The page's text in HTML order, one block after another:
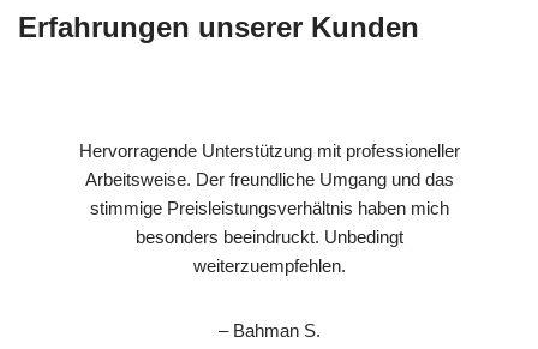
Erfahrungen unserer Kunden
Hervorragende Unterstützung mit professioneller
Arbeitsweise. Der freundliche Umgang und das
stimmige Preisleistungsverhältnis haben mich
besonders beeindruckt. Unbedingt
weiterzuempfehlen.
– Bahman S.